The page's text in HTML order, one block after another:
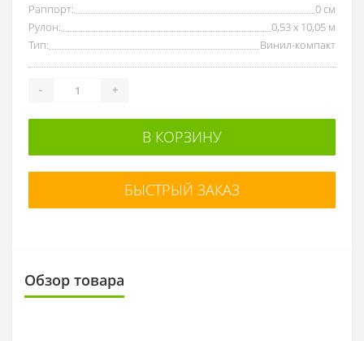
Раппорт:
0 см
Рулон:
0,53 x 10,05 м
Тип:
Винил-компакт
- +
В КОРЗИНУ
БЫСТРЫЙ ЗАКАЗ
Обзор товара